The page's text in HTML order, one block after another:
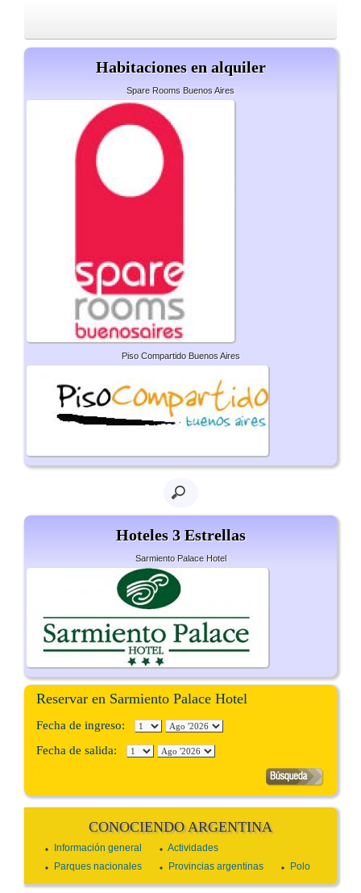
Habitaciones en alquiler
Spare Rooms Buenos Aires
Piso Compartido Buenos Aires
Hoteles 3 Estrellas
Sarmiento Palace Hotel
Reservar en Sarmiento Palace Hotel
Fecha de ingreso:
Fecha de salida:
CONOCIENDO ARGENTINA
Información general
Actividades
Parques nacionales
Provincias argentinas Polo